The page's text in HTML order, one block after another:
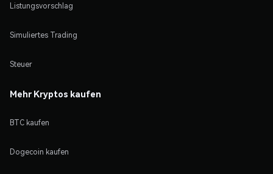
Listungsvorschlag
Simuliertes Trading
Steuer
Mehr Kryptos kaufen
BTC kaufen
Dogecoin kaufen